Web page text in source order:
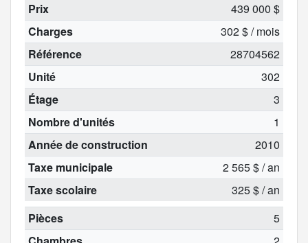
Prix
439 000 $
Charges
302 $ / mois
Référence
28704562
Unité
302
Étage
3
Nombre d'unités
1
Année de construction
2010
Taxe municipale
2 565 $ / an
Taxe scolaire
325 $ / an
Pièces
5